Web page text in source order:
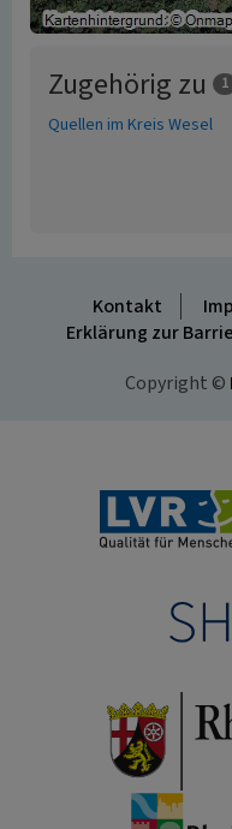
Zugehörig zu 1
Quellen im Kreis Wesel
Kontakt
Erklärung zur
Copyright ©